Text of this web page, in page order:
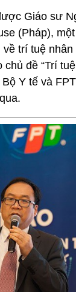
Giáo sư
(Pháp),
trí tuệ
đề “Trí
Y tế và